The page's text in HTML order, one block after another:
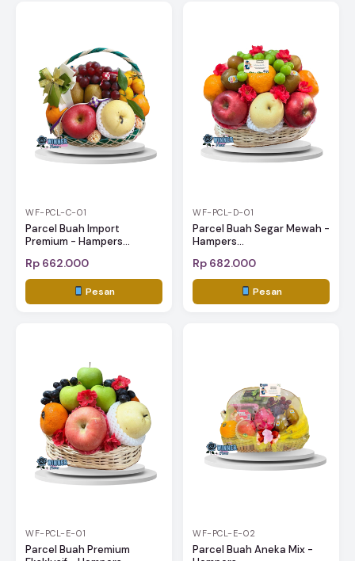
WF-PCL-C-01
Parcel Buah Import
Premium - Hampers...
Rp 662.000
Pesan
WF-PCL-D-01
Parcel Buah Segar Mewah -
Hampers...
Rp 682.000
Pesan
WF-PCL-E-01
Parcel Buah Premium
WF-PCL-E-02
Parcel Buah Aneka Mix -